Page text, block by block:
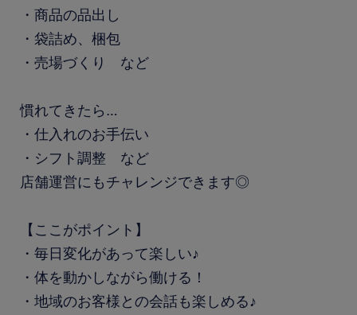
・商品の品出し
・袋詰め、梱包
・売場づくり など
慣れてきたら…
・仕入れのお手伝い
・シフト調整 など
店舗運営にもチャレンジできます◎
【ここがポイント】
・毎日変化があって楽しい♪
・体を動かしながら働ける！
・地域のお客様との会話も楽しめる♪